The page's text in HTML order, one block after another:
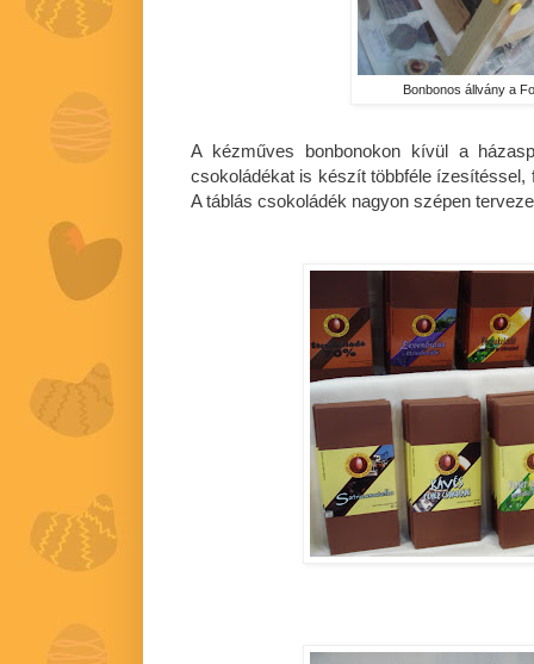
Bonbonos állvány a
A kézműves bonbonokon kívül a
csokoládékat is készít többféle ízesítéssel,
A táblás csokoládék nagyon szépen